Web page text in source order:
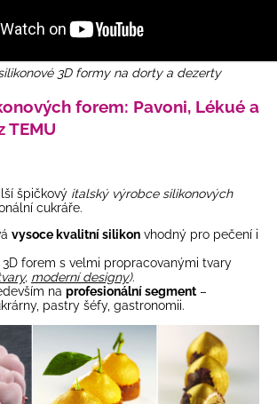
3D formy na dorty a dezerty
forem: Pavoni, Lékué a
TEMU
špičkový italský výrobce silikonových
cukráře.
vysoce kvalitní silikon vhodný pro pečení i
3D forem s velmi propracovanými tvary
moderní designy).
na profesionální segment –
pastry šéfy, gastronomii.